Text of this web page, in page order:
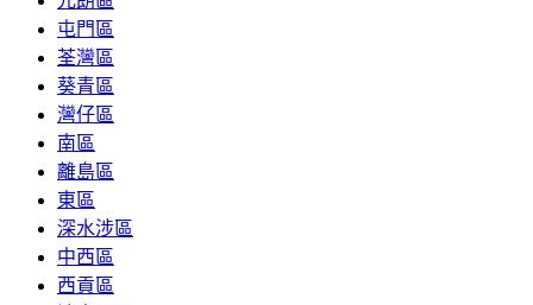
屯門區
荃灣區
葵青區
灣仔區
南區
離島區
東區
深水涉區
中西區
西貢區